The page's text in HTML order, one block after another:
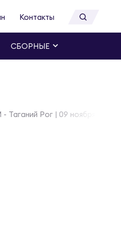
Контакты
СБОРНЫЕ
Рог | 09 ноября 2024